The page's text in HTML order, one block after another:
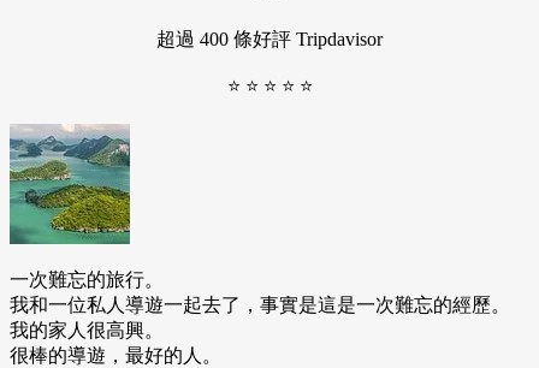
超過 400 條好評 Tripdavisor
⭐ ⭐ ⭐ ⭐ ⭐
一次難忘的旅行。
我和一位私人導遊一起去了，事實是這是一次難忘的經歷。
我的家人很高興。
很棒的導遊，最好的人。